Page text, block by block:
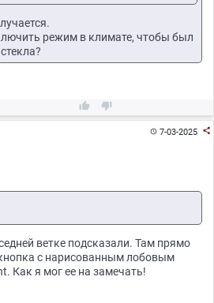
режим в климате, чтобы был
 
7-03-2025 
ветке подсказали. Там прямо
с нарисованным лобовым
Как я мог ее на замечать!